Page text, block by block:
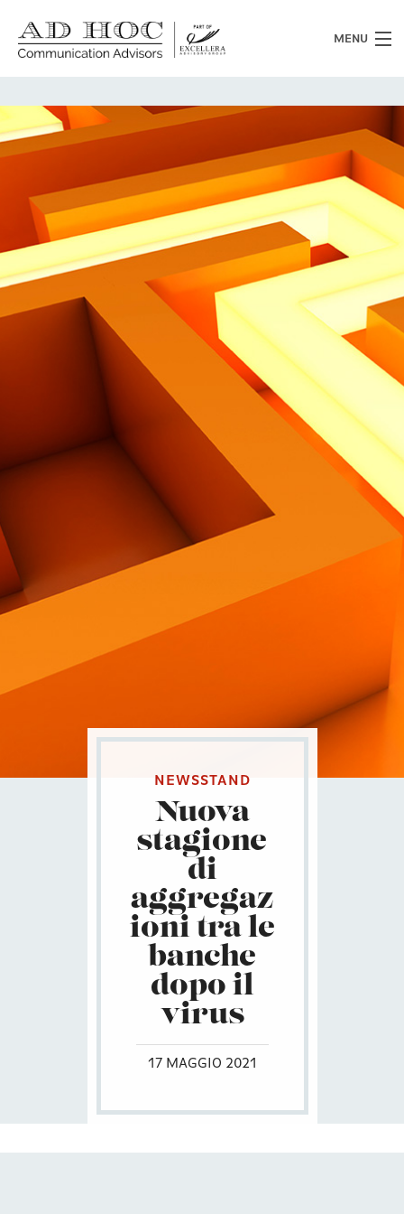
MENU
Chi siamo
Cosa facciamo
News
Clienti
Heritage
Lavora con noi
Contatti
Eng
NEWSSTAND
Nuova
stagione
di
aggregaz
ioni tra le
banche
dopo il
virus
17 MAGGIO 2021